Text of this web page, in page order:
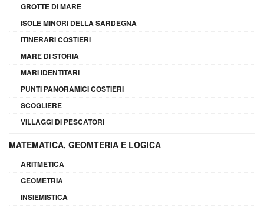
GROTTE DI MARE
ISOLE MINORI DELLA SARDEGNA
ITINERARI COSTIERI
MARE DI STORIA
MARI IDENTITARI
PUNTI PANORAMICI COSTIERI
SCOGLIERE
VILLAGGI DI PESCATORI
MATEMATICA, GEOMTERIA E LOGICA
ARITMETICA
GEOMETRIA
INSIEMISTICA